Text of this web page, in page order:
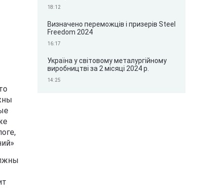
18:12
Визначено переможців і призерів Steel
Freedom 2024
16:17
Україна у світовому металургійному
виробництві за 2 місяці 2024 р.
14:25